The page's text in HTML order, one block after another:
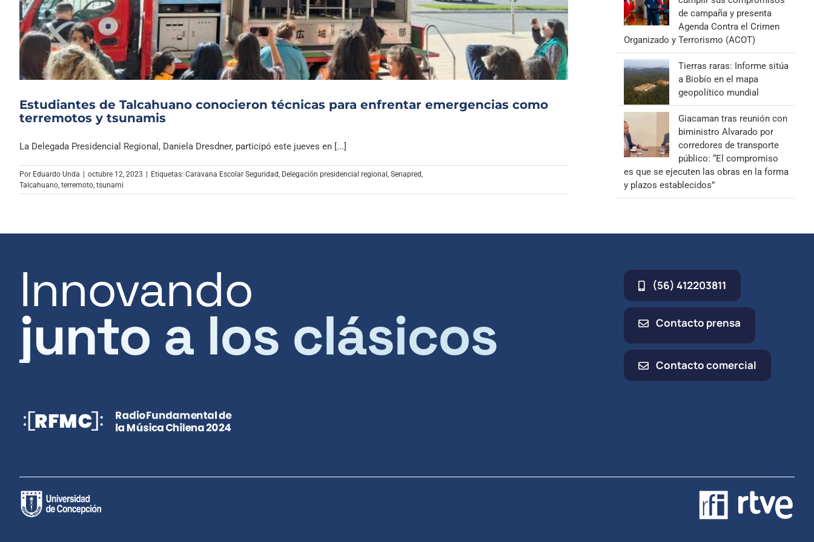
Archivo Sonoro
Estudiantes de Talcahuano conocieron técnicas para enfrentar emergencias como
terremotos y tsunamis
La Delegada Presidencial Regional, Daniela Dresdner, participó este jueves en [...]
Por Eduardo Unda octubre 12, 2023 Etiquetas: Caravana Escolar Seguridad, Delegación presidencial regional , Senapred,
Talcahuano, terremoto, tsunami
de campaña y presenta
Agenda Contra el Crimen
Organizado y Terrorismo (ACOT)
Tierras raras: Informe sitúa
a Biobío en el mapa
geopolítico mundial
Giacaman tras reunión con
biministro Alvarado por
corredores de transporte
público: “El compromiso
es que se ejecuten las obras en la forma
y plazos establecidos”
Innovando
junto a los clásicos
(56) 412203811
Contacto prensa
Contacto comercial